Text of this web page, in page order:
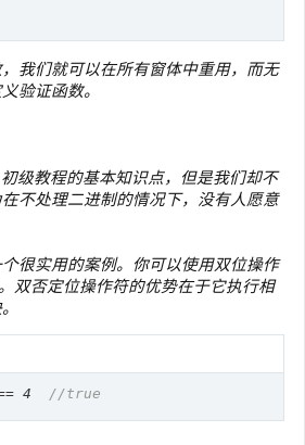
{
{
我们就可以在所有窗体中重用，而无
验证函数。
级教程的基本知识点，但是我们却不
不处理二进制的情况下，没有人愿意
很实用的案例。你可以使用双位操作
双否定位操作符的优势在于它执行相
4 //true